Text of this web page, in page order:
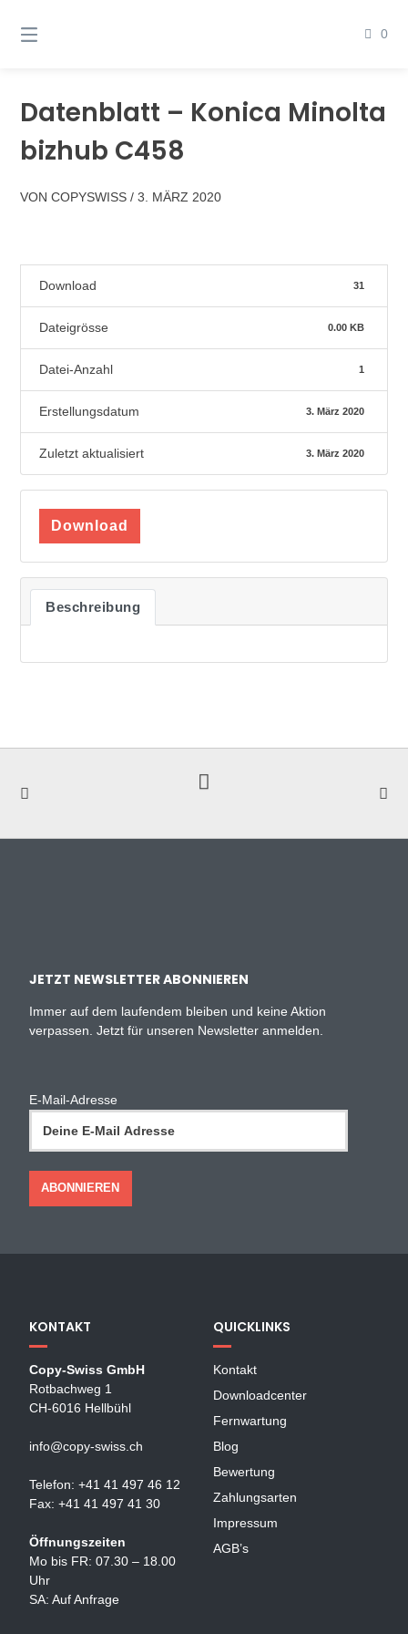
zum
0
Datenblatt – Konica Minolta
bizhub C458
VONCOPYSWISS / 3. MÄRZ 2020
Download 31
Dateigrösse 0.00 KB
Datei-Anzahl 1
Erstellungsdatum 3. März 2020
Zuletzt aktualisiert 3. März 2020
Download
Beschreibung
JETZT NEWSLETTER ABONNIEREN
Immer auf dem laufendem bleiben und keine Aktion
verpassen. Jetzt für unseren Newsletter anmelden.
E-Mail-Adresse
KONTAKT
Copy-Swiss GmbH
Rotbachweg 1
CH-6016 Hellbühl
info@copy-swiss.ch
Telefon: +41 41 497 46 12
Fax: +41 41 497 41 30
Öffnungszeiten
Mo bis FR: 07.30 – 18.00
Uhr
SA: Auf Anfrage
QUICKLINKS
Kontakt
Downloadcenter
Fernwartung
Blog
Bewertung
Zahlungsarten
Impressum
AGB’s